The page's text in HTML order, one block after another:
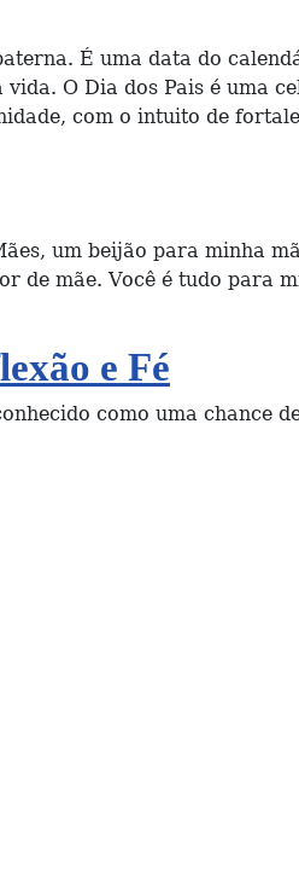
É uma data do
O Dia dos Pais é uma
com o intuito de
um beijão para minha
mãe. Você é tudo para
e Fé
como uma chance